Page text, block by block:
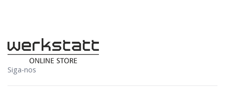
Siga-nos